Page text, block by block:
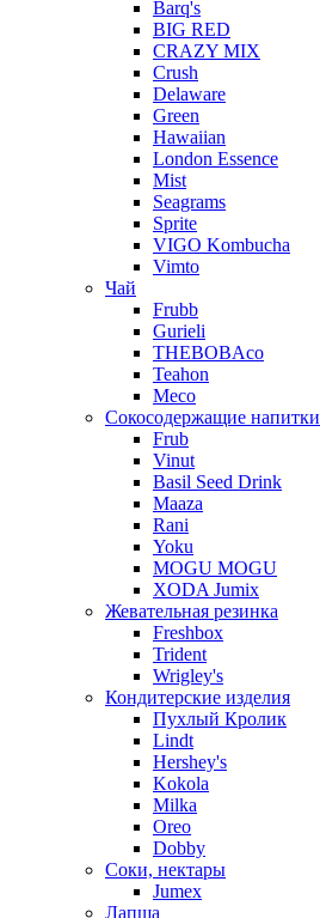
Barq's
BIG RED
CRAZY MIX
Crush
Delaware
Green
Hawaiian
London Essence
Mist
Seagrams
Sprite
VIGO Kombucha
Vimto
Чай
Frubb
Gurieli
THEBOBAco
Teahon
Meco
Сокосодержащие напитки
Frub
Vinut
Basil Seed Drink
Maaza
Rani
Yoku
MOGU MOGU
XODA Jumix
Жевательная резинка
Freshbox
Trident
Wrigley's
Кондитерские изделия
Пухлый Кролик
Lindt
Hershey's
Kokola
Milka
Oreo
Dobby
Соки, нектары
Jumex
Лапша